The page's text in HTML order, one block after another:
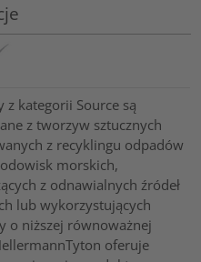
z kategorii Source są
z tworzyw sztucznych
z recyklingu odpadów
morskich,
z odnawialnych źródeł
lub wykorzystujących
o niższej równoważnej
oferuje